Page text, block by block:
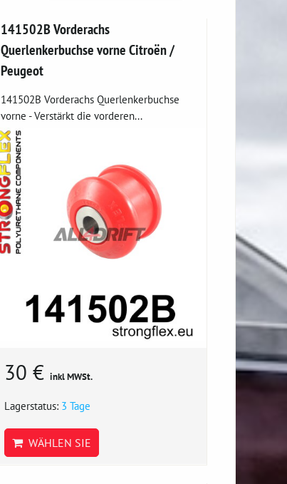
141502B Vorderachs
Querlenkerbuchse vorne Citroën /
Peugeot
141502B Vorderachs Querlenkerbuchse
vorne - Verstärkt die vorderen...
30 €inkl MWSt.
Lagerstatus: 3 Tage
WÄHLEN SIE